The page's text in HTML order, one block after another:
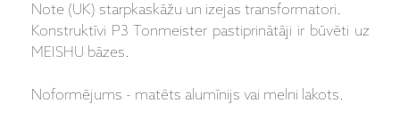
Note (UK) starpkaskāžu un izejas transformatori.
Konstruktīvi P3 Tonmeister pastiprinātāji ir būvēti uz
MEISHU bāzes.
Noformējums - matēts alumīnijs vai melni lakots.